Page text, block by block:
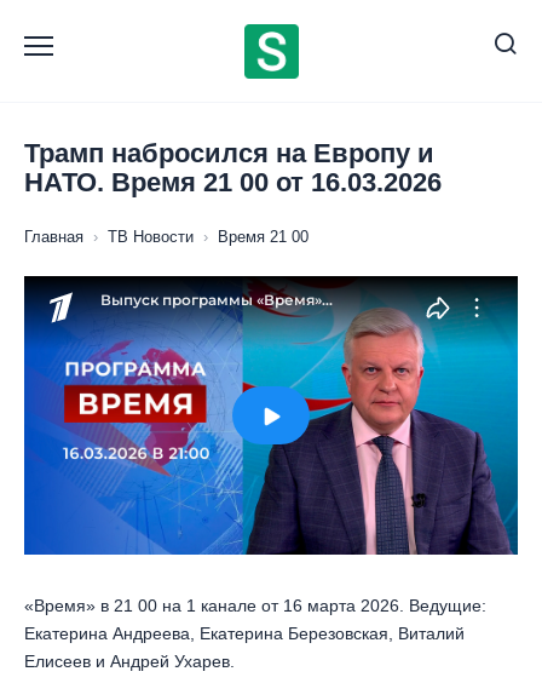
содержанию
Трамп набросился на Европу и
НАТО. Время 21 00 от 16.03.2026
Главная › ТВ Новости › Время 21 00
«Время» в 21 00 на 1 канале от 16 марта 2026. Ведущие:
Екатерина Андреева, Екатерина Березовская, Виталий
Елисеев и Андрей Ухарев.